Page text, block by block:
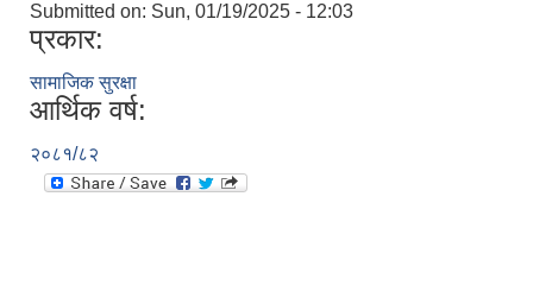
Submitted on: Sun, 01/19/2025 - 12:03
प्रकार:
सामाजिक सुरक्षा
आर्थिक वर्ष:
२०८१/८२